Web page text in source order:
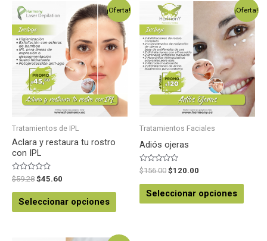
¡Oferta!
Tratamientos de IPL
Aclara y restaura tu rostro
con IPL
Valorado
en
0
de
$59.28 $45.60
Seleccionar opciones
¡Oferta!
Tratamientos Faciales
Adiós ojeras
Valorado
en
0
de
$156.00 $120.00
Seleccionar opciones